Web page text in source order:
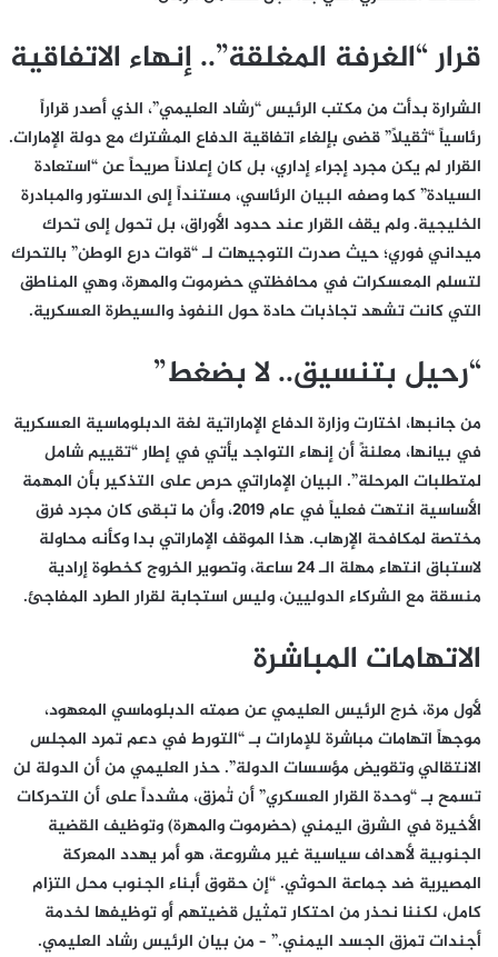
قرار “الغرفة المغلقة”.. إنهاء الاتفاقية
الشرارة بدأت من مكتب الرئيس “رشاد العليمي”، الذي أصدر قراراً
رئاسياً “ثقيلاً” قضى بإلغاء اتفاقية الدفاع المشترك مع دولة الإمارات.
القرار لم يكن مجرد إجراء إداري، بل كان إعلاناً صريحاً عن “استعادة
السيادة” كما وصفه البيان الرئاسي، مستنداً إلى الدستور والمبادرة
الخليجية. ولم يقف القرار عند حدود الأوراق، بل تحول إلى تحرك
ميداني فوري؛ حيث صدرت التوجيهات لـ “قوات درع الوطن” بالتحرك
لتسلم المعسكرات في محافظتي حضرموت والمهرة، وهي المناطق
التي كانت تشهد تجاذبات حادة حول النفوذ والسيطرة العسكرية.
“رحيل بتنسيق.. لا بضغط”
من جانبها، اختارت وزارة الدفاع الإماراتية لغة الدبلوماسية العسكرية
في بيانها، معلنةً أن إنهاء التواجد يأتي في إطار “تقييم شامل
لمتطلبات المرحلة”. البيان الإماراتي حرص على التذكير بأن المهمة
الأساسية انتهت فعلياً في عام 2019، وأن ما تبقى كان مجرد فرق
مختصة لمكافحة الإرهاب. هذا الموقف الإماراتي بدا وكأنه محاولة
لاستباق انتهاء مهلة الـ 24 ساعة، وتصوير الخروج كخطوة إرادية
منسقة مع الشركاء الدوليين، وليس استجابة لقرار الطرد المفاجئ.
الاتهامات المباشرة
لأول مرة، خرج الرئيس العليمي عن صمته الدبلوماسي المعهود،
موجهاً اتهامات مباشرة للإمارات بـ “التورط في دعم تمرد المجلس
الانتقالي وتقويض مؤسسات الدولة”. حذر العليمي من أن الدولة لن
تسمح بـ “وحدة القرار العسكري” أن تُمزق، مشدداً على أن التحركات
الأخيرة في الشرق اليمني (حضرموت والمهرة) وتوظيف القضية
الجنوبية لأهداف سياسية غير مشروعة، هو أمر يهدد المعركة
المصيرية ضد جماعة الحوثي. “إن حقوق أبناء الجنوب محل التزام
كامل، لكننا نحذر من احتكار تمثيل قضيتهم أو توظيفها لخدمة
أجندات تمزق الجسد اليمني.” – من بيان الرئيس رشاد العليمي.